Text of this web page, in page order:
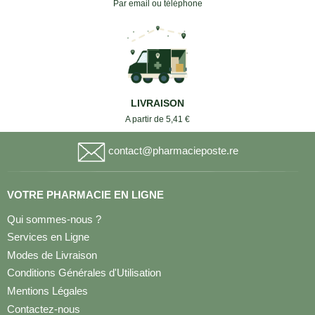
Par email ou téléphone
LIVRAISON
A partir de 5,41 €
contact@pharmacieposte.re
VOTRE PHARMACIE EN LIGNE
Qui sommes-nous ?
Services en Ligne
Modes de Livraison
Conditions Générales d'Utilisation
Mentions Légales
Contactez-nous